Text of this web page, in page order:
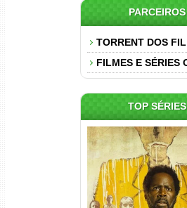
PARCEIROS
TORRENT DOS
FILMES E SÉRIES
TOP SÉRIES